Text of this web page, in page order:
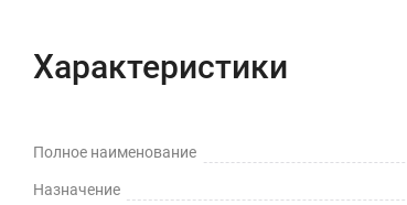
Характеристики
Полное наименование
Назначение